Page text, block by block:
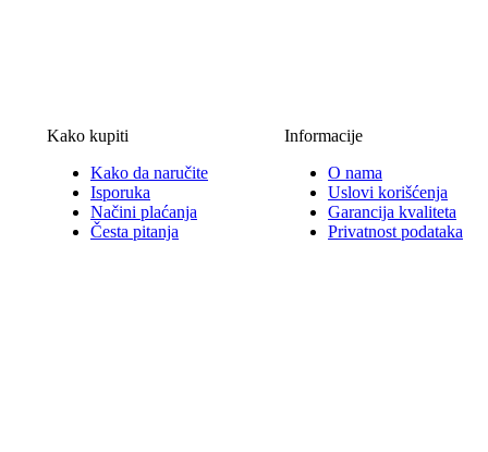
Kako kupiti
Kako da naručite
Isporuka
Načini plaćanja
Česta pitanja
Informacije
O nama
Uslovi korišćenja
Garancija kvaliteta
Privatnost podataka